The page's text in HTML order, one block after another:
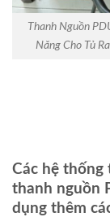
Thanh Nguồn
Năng Cho Tủ
Các hệ thống
thanh nguồn
dụng thêm